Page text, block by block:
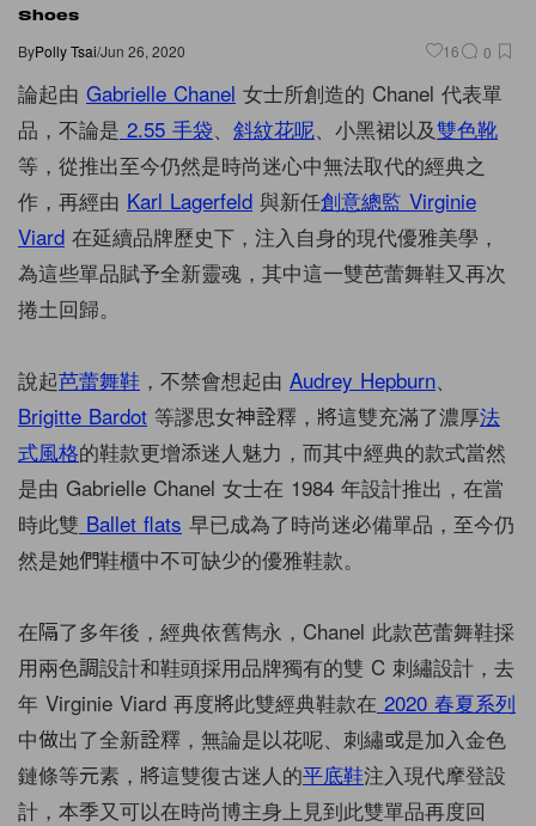
Shoes
ByPolly Tsai/Jun 26, 2020 16 0
論起由 Gabrielle Chanel 女士所創造的 Chanel 代表單
品，不論是 2.55 手袋 斜紋花呢 、小黑裙以及雙色靴
等，從推出至今仍然是時尚迷心中無法取代的經典之
作，再經由 Karl Lagerfeld 與新任創意總監 Virginie
Viard 在延續品牌歷史下，注入自身的現代優雅美學，
為這些單品賦予全新靈魂，其中這一雙芭蕾舞鞋又再次
捲土回歸。
說起芭蕾舞鞋 ，不禁會想起由 Audrey Hepburn
Brigitte Bardot 等謬思女神詮釋，將這雙充滿了濃厚法
式風格的鞋款更增添迷人魅力，而其中經典的款式當然
是由 Gabrielle Chanel 女士在 1984 年設計推出，在當
時此雙 Ballet flats 早已成為了時尚迷必備單品，至今仍
然是她們鞋櫃中不可缺少的優雅鞋款。
在隔了多年後，經典依舊雋永，Chanel 此款芭蕾舞鞋採
用兩色調設計和鞋頭採用品牌獨有的雙 C 刺繡設計，去
年 Virginie Viard 再度將此雙經典鞋款在 2020 春夏系列
中做出了全新詮釋，無論是以花呢、刺繡或是加入金色
鏈條等元素，將這雙復古迷人的平底鞋注入現代摩登設
計，本季又可以在時尚博主身上見到此雙單品再度回